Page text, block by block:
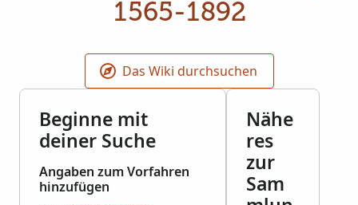
1565-1892
Das Wiki durchsuchen
Beginne mit
deiner Suche
Angaben zum Vorfahren
hinzufügen
Nähe
res
zur
Sam